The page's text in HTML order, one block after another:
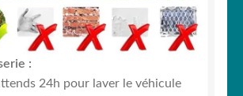
:
24h pour laver le véhicule